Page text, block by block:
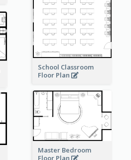
School Classroom
Floor Plan
Master Bedroom
Floor Plan